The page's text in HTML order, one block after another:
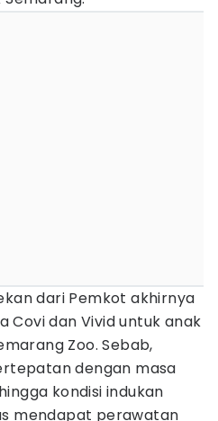
dari Pemkot akhirnya
Covi dan Vivid untuk anak
Zoo. Sebab,
dengan masa
kondisi indukan
mendapat perawatan